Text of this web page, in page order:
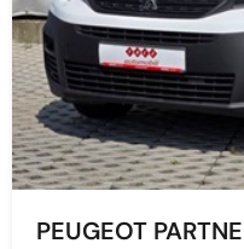
PEUGEOT